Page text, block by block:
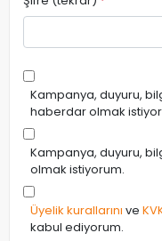
Kampanya, duyuru,
haberdar olmak
Kampanya, duyuru,
olmak istiyorum.
Üyelik kurallarını ve
kabul ediyorum.